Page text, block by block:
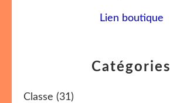
Catégories
Classe (31)
Lien boutique